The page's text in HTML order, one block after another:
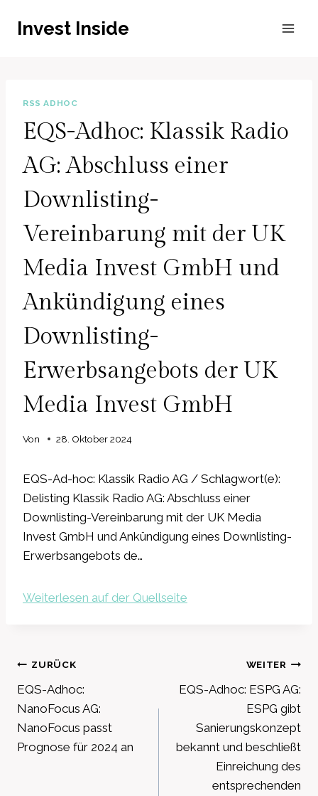
InhaltInvest Inside
RSS ADHOC
EQS-Adhoc: Klassik Radio
AG: Abschluss einer
Downlisting-
Vereinbarung mit der UK
Media Invest GmbH und
Ankündigung eines
Downlisting-
Erwerbsangebots der UK
Media Invest GmbH
Von 28. Oktober 2024
EQS-Ad-hoc: Klassik Radio AG / Schlagwort(e):
Delisting Klassik Radio AG: Abschluss einer
Downlisting-Vereinbarung mit der UK Media
Invest GmbH und Ankündigung eines Downlisting-
Erwerbsangebots de…
Weiterlesen auf der Quellseite
Beitragsnavigation
ZURÜCK
EQS-Adhoc:
NanoFocus AG:
NanoFocus passt
Prognose für 2024 an
WEITER
EQS-Adhoc: ESPG AG:
ESPG gibt
Sanierungskonzept
bekannt und beschließt
Einreichung des
entsprechenden